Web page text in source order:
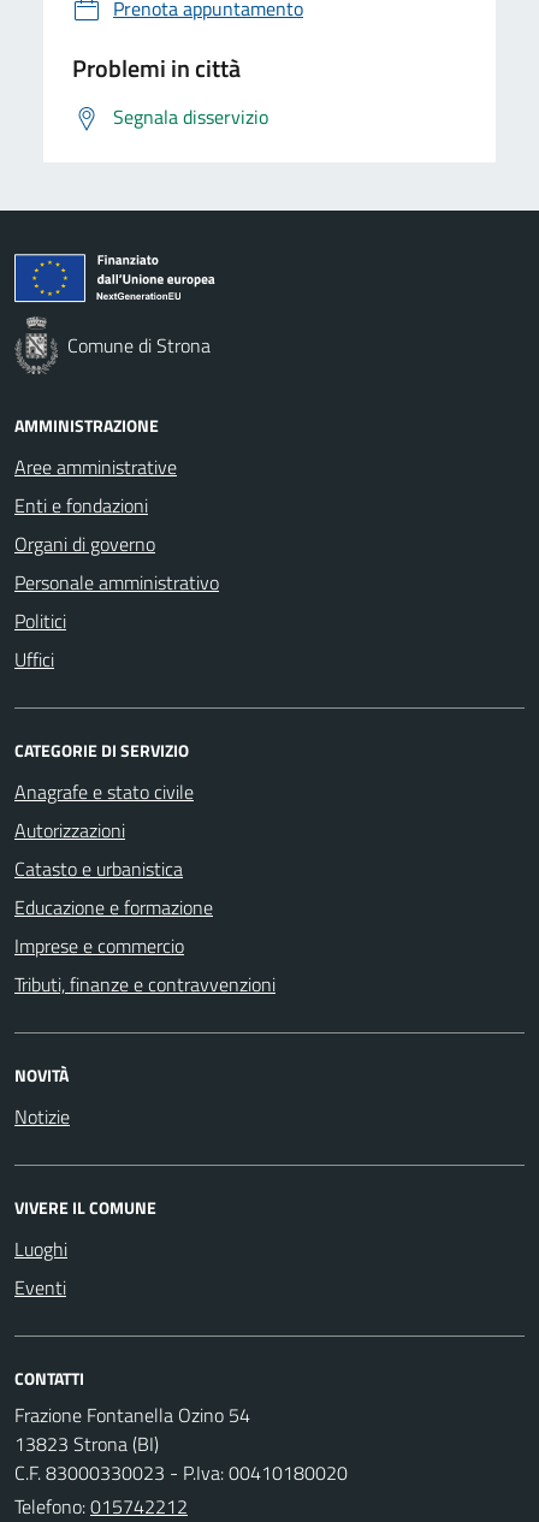
Prenota appuntamento
Problemi in città
Segnala disservizio
Comune di Strona
AMMINISTRAZIONE
Aree amministrative
Enti e fondazioni
Organi di governo
Personale amministrativo
Politici
Uffici
CATEGORIE DI SERVIZIO
Anagrafe e stato civile
Autorizzazioni
Catasto e urbanistica
Educazione e formazione
Imprese e commercio
Tributi, finanze e contravvenzioni
NOVITÀ
Notizie
VIVERE IL COMUNE
Luoghi
Eventi
CONTATTI
Frazione Fontanella Ozino 54
13823 Strona (BI)
C.F. 83000330023 - P.Iva: 00410180020
Telefono:015742212